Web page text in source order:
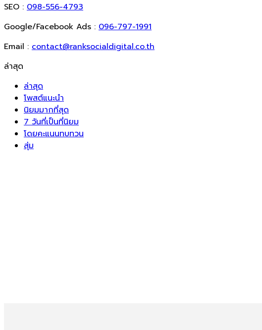
SEO : 098-556-4793
Google/Facebook Ads : 096-797-1991
Email : contact@ranksocialdigital.co.th
ล่าสุด
ล่าสุด
โพสต์แนะนำ
นิยมมากที่สุด
7 วันที่เป็นที่นิยม
โดยคะแนนทบทวน
สุ่ม